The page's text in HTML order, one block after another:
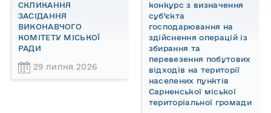
СКЛИКАННЯ
ЗАСІДАННЯ
ВИКОНАВЧОГО
КОМІТЕТУ МІСЬКОЇ
РАДИ
29 липня 2026
конкурс з визначення
суб’єкта
господарювання на
здійснення операцій із
збирання та
перевезення побутових
відходів на території
населених пунктів
Сарненської міської
територіальної громади